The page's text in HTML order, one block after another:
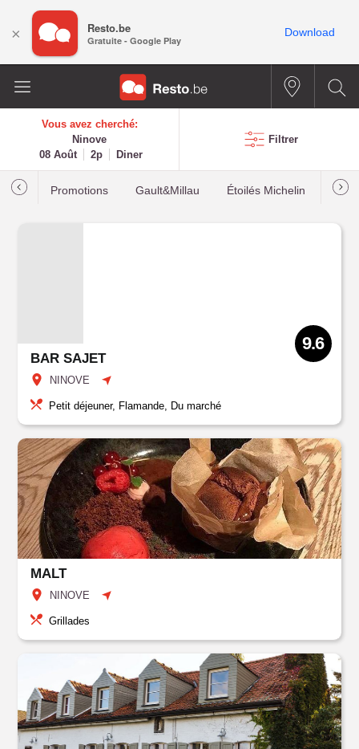
Vous avez cherché:
Ninove
08 Août
2p Diner
Filtrer
Promotions Gault&Millau Étoilés Michelin Les
BAR SAJET
NINOVE
9.6
Petit déjeuner, Flamande, Du marché
MALT
NINOVE
Grillades
× Resto.be
Gratuite - Google Play
Download